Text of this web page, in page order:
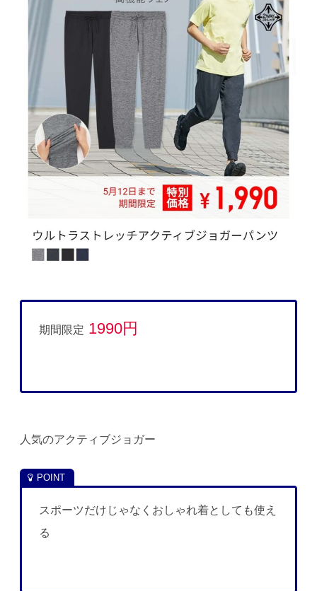
期間限定 1990円
人気のアクティブジョガー
スポーツだけじゃなくおしゃれ着としても使え
る